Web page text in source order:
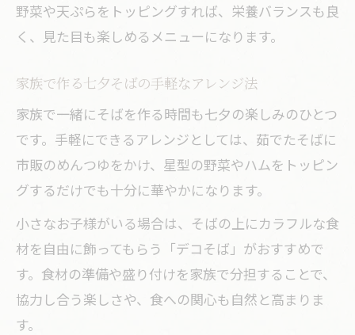
野菜や天ぷらをトッピングすれば、栄養バランスも良
く、見た目も楽しめるメニューになります。
家族で作る七夕そばの手軽なアレンジ法
家族で一緒にそばを作る時間も七夕の楽しみのひとつ
です。手軽にできるアレンジとしては、茹でたそばに
市販のめんつゆをかけ、星型の野菜やハムをトッピン
グするだけでも十分に華やかになります。
小さなお子様がいる場合は、そばの上にカラフルな食
材を自由に飾ってもらう「デコそば」がおすすめで
す。食材の準備や盛り付けを家族で分担することで、
協力し合う楽しさや、食への関心も自然と高まりま
す。